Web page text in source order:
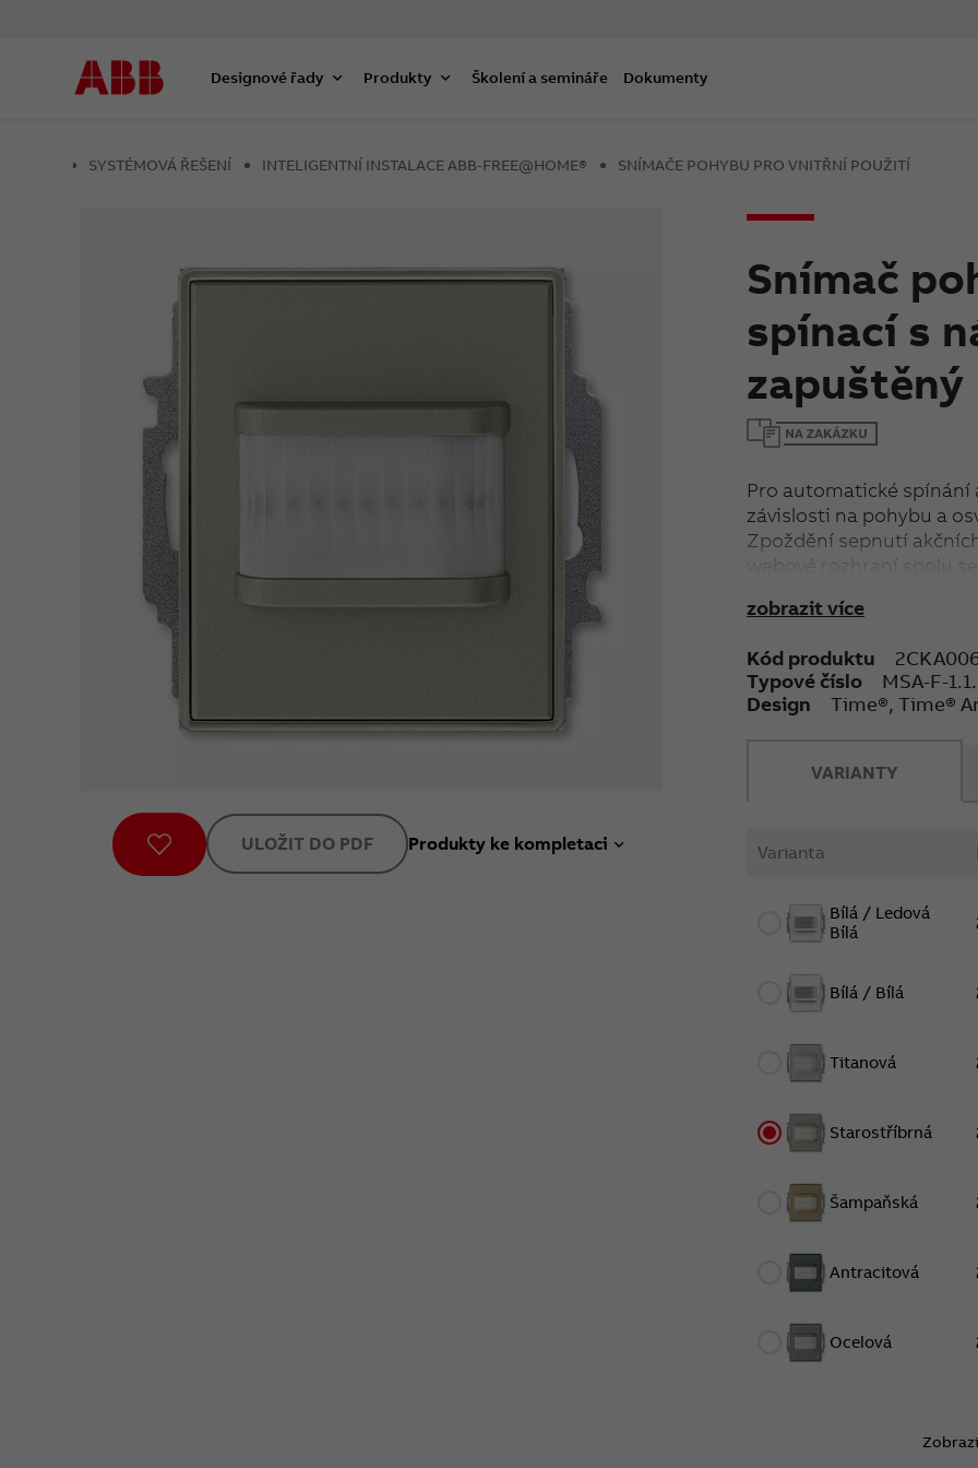
Designové řady Produkty Školení a semináře Dokumenty
SYSTÉMOVÁ ŘEŠENÍ INTELIGENTNÍ INSTALACE ABB-FREE@HOME® SNÍMAČE POHYBU PRO VNITŘNÍ POUŽITÍ
Snímač
spínací s
zapuštěný
Pro automatické spínání
závislosti na pohybu a
Zpoždění sepnutí
webové rozhraní spolu
Napětí sběrnice: 24 V DC
Jmenovité hodnoty: 10 A /
Dosah: čelně 6 m, bočně
Detekční úhel: 180°
Montážní výška: 1,1 m - 1,3
Montážní hloubka: 32 mm
Montážní poloha: svislá
zobrazit více
Kód produktu
Typové číslo
MSA-F-
Design
Time®, Time®
ULOŽIT DO PDF Produkty ke kompletaci
VARIANTY
Varianta
Bílá / Ledová
Bílá
Bílá / Bílá
Titanová
Starostříbrná
Šampaňská
Antracitová
Ocelová